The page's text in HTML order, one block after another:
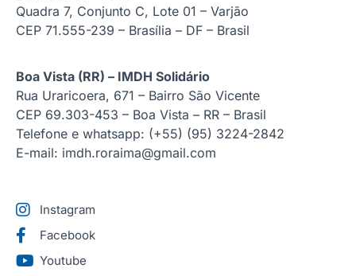
Quadra 7, Conjunto C, Lote 01 – Varjão
CEP 71.555-239 – Brasília – DF – Brasil
Boa Vista (RR) – IMDH Solidário
Rua Uraricoera, 671 – Bairro São Vicente
CEP 69.303-453 – Boa Vista – RR – Brasil
Telefone e whatsapp: (+55) (95) 3224-2842
E-mail: imdh.roraima@gmail.com
Instagram
Facebook
Youtube